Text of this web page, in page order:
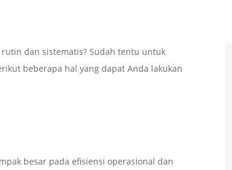
dan sistematis? Sudah tentu untuk
beberapa hal yang dapat Anda lakukan
besar pada efisiensi operasional dan